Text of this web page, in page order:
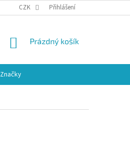
CZK Přihlášení
NÁKUPNÍ
Prázdný košík
Značky